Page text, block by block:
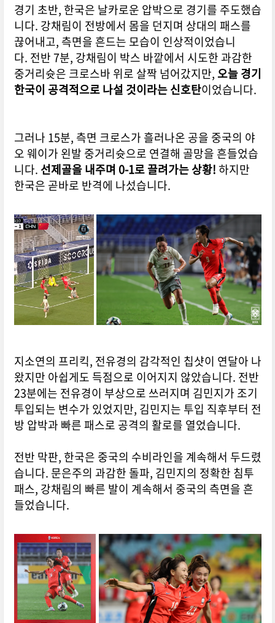
경기 초반, 한국은 날카로운 압박으로 경기를 주도했습
니다. 강채림이 전방에서 몸을 던지며 상대의 패스를
끊어내고, 측면을 흔드는 모습이 인상적이었습니
다. 전반 7분, 강채림이 박스 바깥에서 시도한 과감한
중거리슛은 크로스바 위로 살짝 넘어갔지만, 오늘 경기
한국이 공격적으로 나설 것이라는 신호탄이었습니다.
그러나 15분, 측면 크로스가 흘러나온 공을 중국의 야
오 웨이가 왼발 중거리슛으로 연결해 골망을 흔들었습
니다. 선제골을 내주며 0-1로 끌려가는 상황!하지만
한국은 곧바로 반격에 나섰습니다.
지소연의 프리킥, 전유경의 감각적인 칩샷이 연달아 나
왔지만 아쉽게도 득점으로 이어지지 않았습니다. 전반
23분에는 전유경이 부상으로 쓰러지며 김민지가 조기
투입되는 변수가 있었지만, 김민지는 투입 직후부터 전
방 압박과 빠른 패스로 공격의 활로를 열었습니다.
전반 막판, 한국은 중국의 수비라인을 계속해서 두드렸
습니다. 문은주의 과감한 돌파, 김민지의 정확한 침투
패스, 강채림의 빠른 발이 계속해서 중국의 측면을 흔
들었습니다.